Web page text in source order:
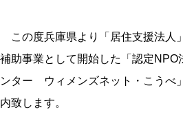
この度兵庫県より「居住支援法人
補助事業として開始した「認定NPO
ンター ウィメンズネット・こうべ
内致します。